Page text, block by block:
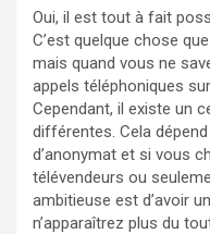
Oui, il est tout à fait
C’est quelque chose
mais quand vous ne
appels téléphoniques
Cependant, il existe un
différentes. Cela
d’anonymat et si vous
télévendeurs ou
ambitieuse est d’avoir
n’apparaîtrez plus du